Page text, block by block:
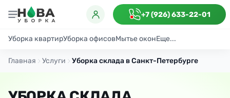
+7 (926) 633-22-01
Уборка квартирУборка офисовМытье оконЕще...
ГенеральнаяПоддерживающаяПосле ремонта
Главная Услуги Уборка склада в Санкт-Петербурге